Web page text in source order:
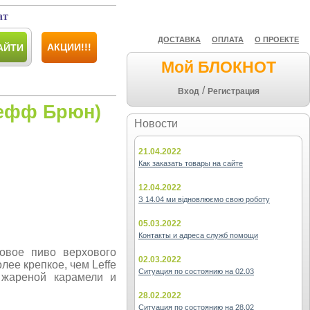
ДОСТАВКА ОПЛАТА О ПРОЕКТЕ
Мой БЛОКНОТ
Вход / Регистрация
Новости
21.04.2022
Как заказать товары на сайте
12.04.2022
З 14.04 ми відновлюємо свою роботу
05.03.2022
Контакты и адреса служб помощи
02.03.2022
Ситуация по состоянию на 02.03
28.02.2022
Ситуация по состоянию на 28.02
АКЦИИ!!!
Брюн)
пиво верхового
крепкое, чем Leffe
карамели и